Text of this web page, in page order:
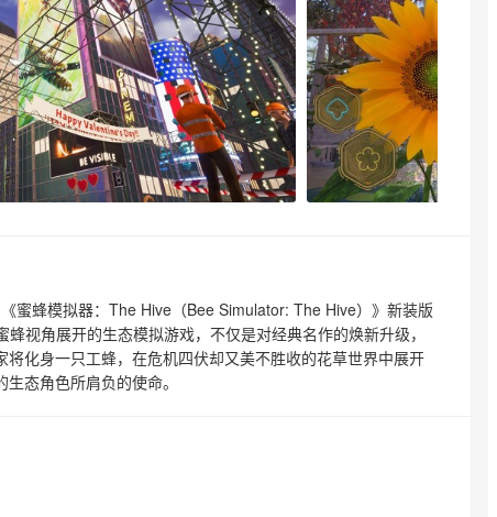
蜜蜂模拟器：The Hive（Bee Simulator: The Hive）》新装版
视角展开的生态模拟游戏，不仅是对经典名作的焕新升级，
化身一只工蜂，在危机四伏却又美不胜收的花草世界中展开
态角色所肩负的使命。